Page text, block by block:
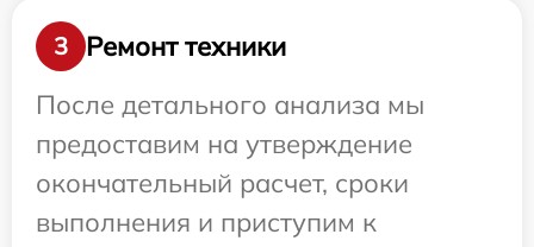
3
Ремонт техники
После детального анализа мы
предоставим на утверждение
окончательный расчет, сроки
выполнения и приступим к